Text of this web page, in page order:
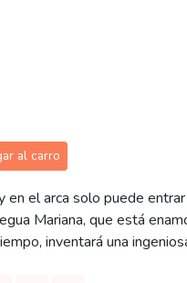
al carro
en el arca solo puede
Mariana, que está
inventará una